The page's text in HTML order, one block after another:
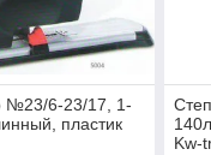
№23/6-23/17, 1-
пластик
Kw-